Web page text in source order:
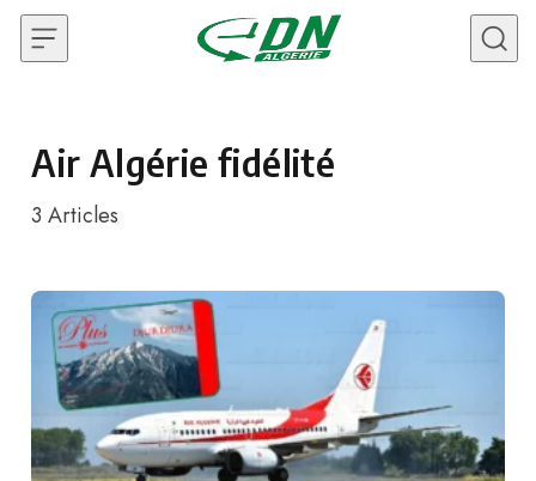
Skip to content
Air Algérie fidélité
3 Articles